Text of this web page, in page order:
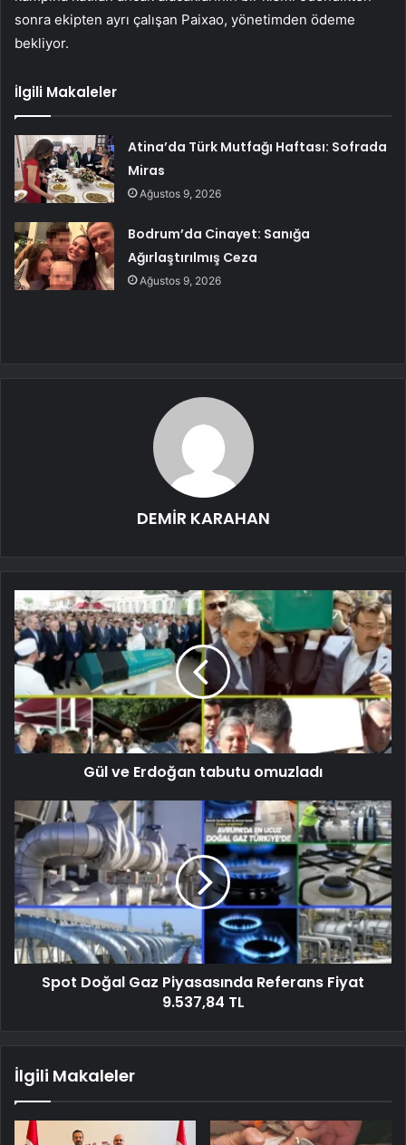
sonra ekipten ayrı çalışan Paixao, yönetimden ödeme
bekliyor.
İlgili Makaleler
Atina’da Türk Mutfağı Haftası: Sofrada
Miras
Ağustos 9, 2026
Bodrum’da Cinayet: Sanığa
Ağırlaştırılmış Ceza
Ağustos 9, 2026
DEMİR KARAHAN
Gül ve Erdoğan tabutu omuzladı
Spot Doğal Gaz Piyasasında Referans Fiyat
9.537,84 TL
İlgili Makaleler